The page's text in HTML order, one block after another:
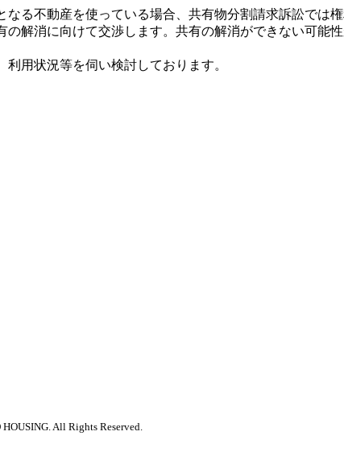
る不動産を使っている場合、共有物分割請求訴訟では
解消に向けて交渉します。共有の解消ができない可能
用状況等を伺い検討しております。
All Rights Reserved.